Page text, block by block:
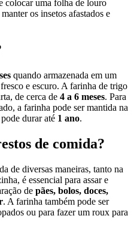
colocar uma folha de louro
os insetos afastados e
quando armazenada em um
e escuro. A farinha de trigo
de cerca de 4 a 6 meses. Para
a farinha pode ser mantida na
durar até 1 ano.
de comida?
de diversas maneiras, tanto na
é essencial para assar e
de pães, bolos, doces,
. A farinha também pode ser
ou para fazer um roux para